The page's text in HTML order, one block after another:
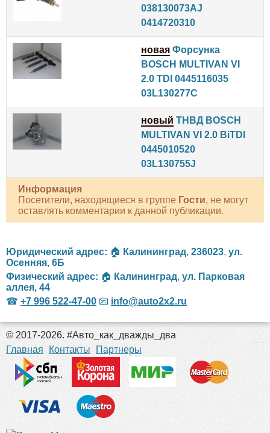
038130073AJ
0414720310
новая Форсунка
BOSCH MULTIVAN VI
2.0 TDI 0445116035
03L130277C
новый ТНВД BOSCH
MULTIVAN VI 2.0 BiTDI
0445010520
03L130755J
Информация
Посетители, находящиеся в группе Гости, не могут
оставлять комментарии к данной публикации.
Юридический адрес: 🏠 Калининград, 236023, ул.
Осенняя, 6Б
Физический адрес: 🏠 Калининград, ул. Парковая
аллея, 44
☎ +7 996 522-47-00 📧 info@auto2x2.ru
© 2017-2026. #Авто_как_дважды_два
Главная
Контакты Партнеры